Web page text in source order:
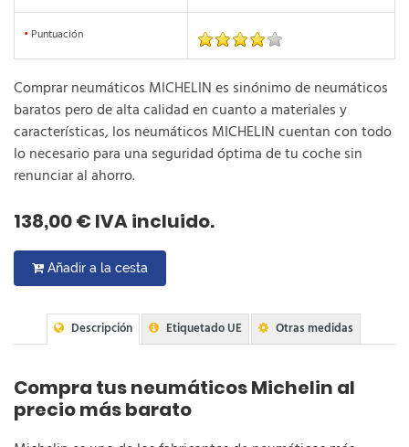
• Puntuación
Comprar neumáticos MICHELIN es sinónimo de neumáticos
baratos pero de alta calidad en cuanto a materiales y
características, los neumáticos MICHELIN cuentan con todo
lo necesario para una seguridad óptima de tu coche sin
renunciar al ahorro.
138,00 € IVA incluido.
Añadir a la cesta
Descripción Etiquetado UE Otras medidas
Compra tus neumáticos Michelin al
precio más barato